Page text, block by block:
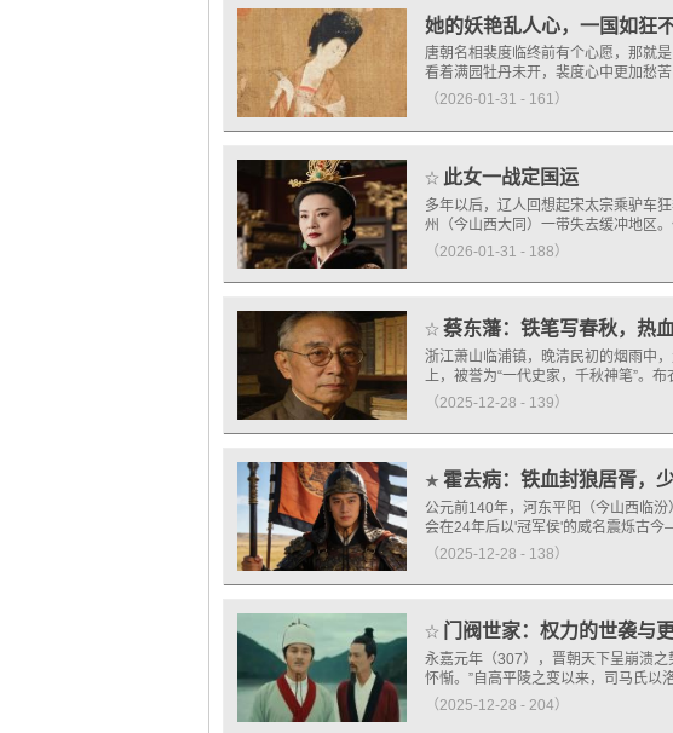
她的妖艳乱人心，一国如狂
唐朝名相裴度临终前有个心愿，那就
看着满园牡丹未开，裴度心中更加愁
（2026-01-31 - 161）
☆ 此女一战定国运
多年以后，辽人回想起宋太宗乘驴车
州（今山西大同）一带失去缓冲地区
（2026-01-31 - 188）
☆ 蔡东藩：铁笔写春秋，热
浙江萧山临浦镇，晚清民初的烟雨中
上，被誉为“一代史家，千秋神笔”。
（2025-12-28 - 139）
★ 霍去病：铁血封狼居胥，
公元前140年，河东平阳（今山西临
会在24年后以'冠军侯'的威名震烁古
（2025-12-28 - 138）
☆ 门阀世家：权力的世袭与
永嘉元年（307），晋朝天下呈崩溃
怀惭。”自高平陵之变以来，司马氏
（2025-12-28 - 204）